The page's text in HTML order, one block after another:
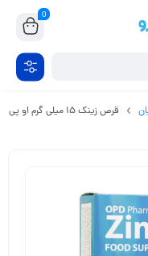
0
قرص زینک 15 میلی گرم او پی